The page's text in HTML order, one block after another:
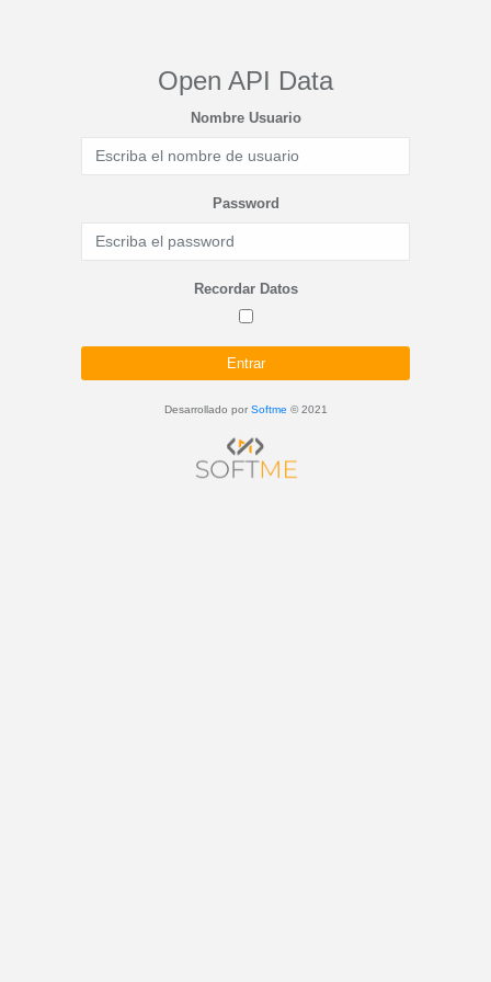
Open API Data
Nombre Usuario
Password
Recordar Datos
Entrar
Desarrollado por Softme © 2021